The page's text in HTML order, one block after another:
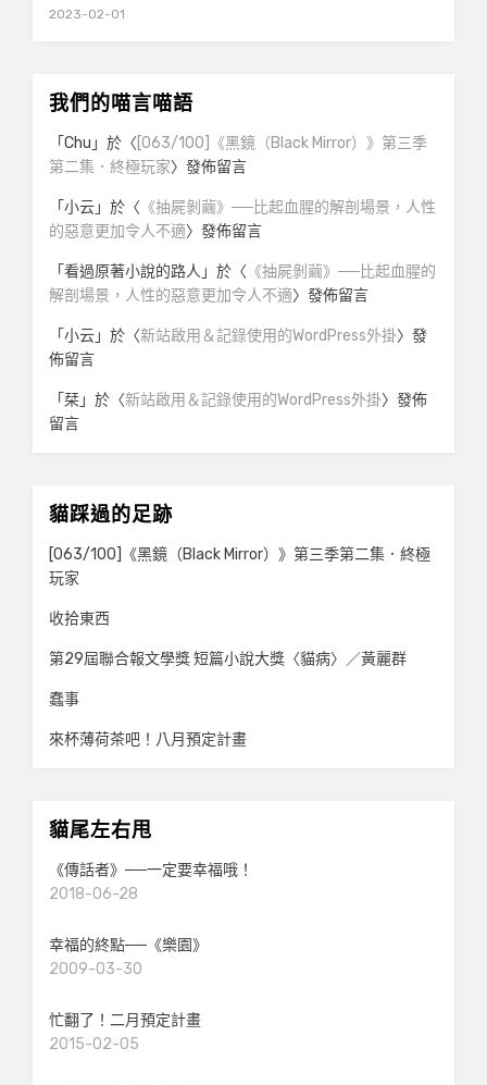
2023-02-01
我們的喵言喵語
「Chu 」於〈 [063/100]《黑鏡（Black Mirror）》第三季
第二集．終極玩家〉發佈留言
「小云」於〈 《抽屍剝繭》──比起血腥的解剖場景，人性
的惡意更加令人不適〉發佈留言
「看過原著小說的路人 」於〈 《抽屍剝繭》──比起血腥的
解剖場景，人性的惡意更加令人不適〉發佈留言
「小云」於〈新站啟用＆記錄使用的WordPress外掛〉發
佈留言
「栞」於〈新站啟用＆記錄使用的WordPress外掛〉發佈
留言
貓踩過的足跡
[063/100]《黑鏡（Black Mirror）》第三季第二集．終極
玩家
收拾東西
第29屆聯合報文學獎 短篇小說大獎〈貓病〉／黃麗群
蠢事
來杯薄荷茶吧！八月預定計畫
貓尾左右甩
《傳話者》──一定要幸福哦！
2018-06-28
幸福的終點──《樂園》
2009-03-30
忙翻了！二月預定計畫
2015-02-05